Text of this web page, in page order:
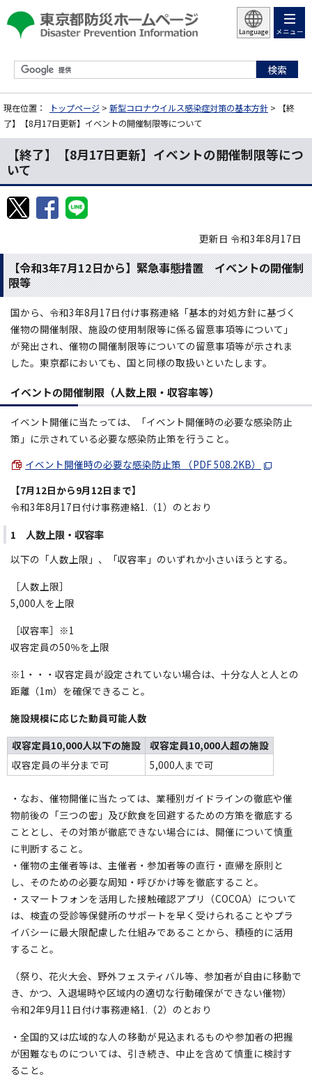
Language メニュー
現在位置： トップページ > 新型コロナウイルス感染症対策の基本方針 > 【終
了】【8月17日更新】イベントの開催制限等について
【終了】【8月17日更新】イベントの開催制限等につ
いて
更新日 令和3年8月17日
【令和3年7月12日から】緊急事態措置 イベントの開催制
限等
国から、令和3年8月17日付け事務連絡「基本的対処方針に基づく
催物の開催制限、施設の使用制限等に係る留意事項等について」
が発出され、催物の開催制限等についての留意事項等が示されま
した。東京都においても、国と同様の取扱いといたします。
イベントの開催制限（人数上限・収容率等）
イベント開催に当たっては、「イベント開催時の必要な感染防止
策」に示されている必要な感染防止策を行うこと。
イベント開催時の必要な感染防止策 （PDF 508.2KB）
【7月12日から9月12日まで】
令和3年8月17日付け事務連絡1.（1）のとおり
1 人数上限・収容率
以下の「人数上限」、「収容率」のいずれか小さいほうとする。
［人数上限］
5,000人を上限
［収容率］※1
収容定員の50％を上限
※1・・・収容定員が設定されていない場合は、十分な人と人との
距離（1m）を確保できること。
施設規模に応じた動員可能人数
収容定員10,000人以下の施設
収容定員10,000人超の施設
収容定員の半分まで可
5,000人まで可
・なお、催物開催に当たっては、業種別ガイドラインの徹底や催
物前後の「三つの密」及び飲食を回避するための方策を徹底する
こととし、その対策が徹底できない場合には、開催について慎重
に判断すること。
・催物の主催者等は、主催者・参加者等の直行・直帰を原則と
し、そのための必要な周知・呼びかけ等を徹底すること。
・スマートフォンを活用した接触確認アプリ（COCOA）について
は、検査の受診等保健所のサポートを早く受けられることやプラ
イバシーに最大限配慮した仕組みであることから、積極的に活用
すること。
（祭り、花火大会、野外フェスティバル等、参加者が自由に移動で
き、かつ、入退場時や区域内の適切な行動確保ができない催物）
令和2年9月11日付け事務連絡1.（2）のとおり
・全国的又は広域的な人の移動が見込まれるものや参加者の把握
が困難なものについては、引き続き、中止を含めて慎重に検討す
ること。